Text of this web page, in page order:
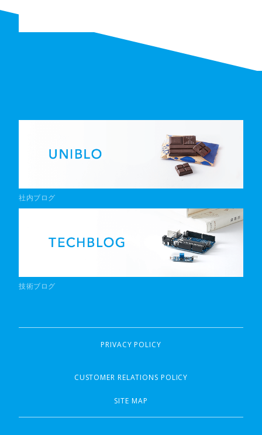
社内ブログ
技術ブログ
PRIVACY POLICY
CUSTOMER RELATIONS POLICY
SITE MAP